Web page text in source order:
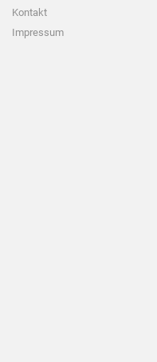
Kontakt
Impressum